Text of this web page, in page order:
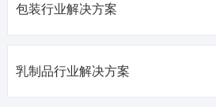
包装行业解决方案
乳制品行业解决方案